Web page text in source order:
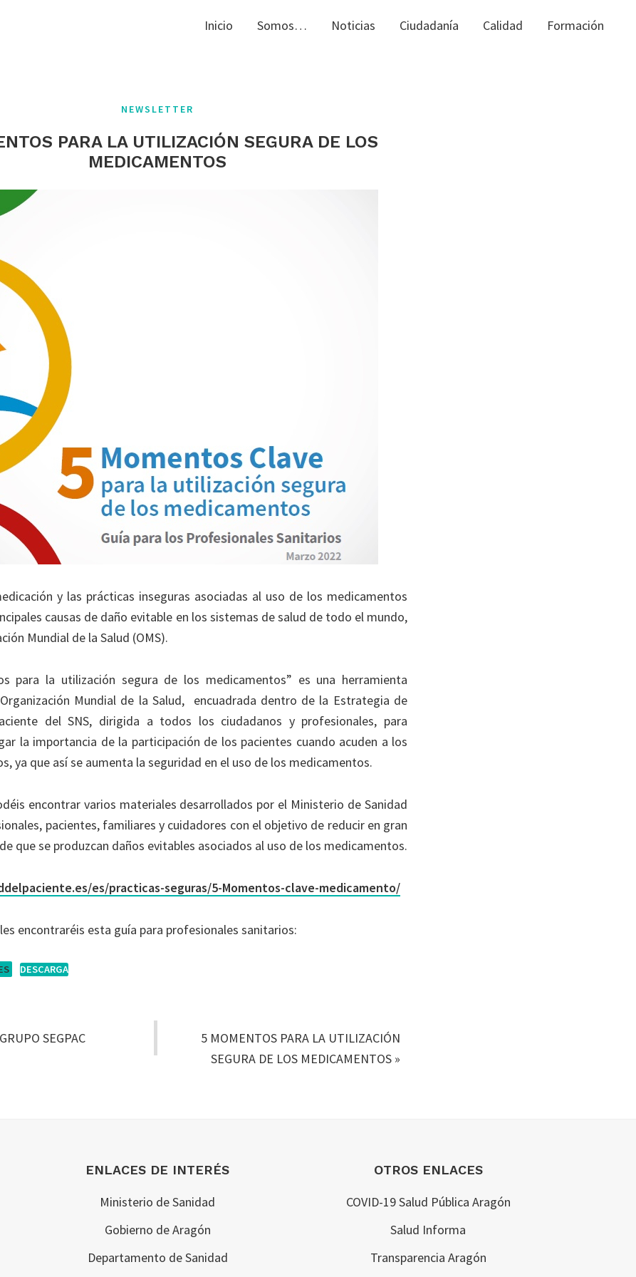
Inicio Somos… Noticias Ciudadanía Calidad Formación
NEWSLETTER
PARA LA UTILIZACIÓN SEGURA DE LOS
MEDICAMENTOS
y las prácticas inseguras asociadas al uso de los medicamentos
causas de daño evitable en los sistemas de salud de todo el mundo,
Mundial de la Salud (OMS).
para la utilización segura de los medicamentos” es una herramienta
Mundial de la Salud, encuadrada dentro de la Estrategia de
del SNS, dirigida a todos los ciudadanos y profesionales, para
la importancia de la participación de los pacientes cuando acuden a los
ya que así se aumenta la seguridad en el uso de los medicamentos.
encontrar varios materiales desarrollados por el Ministerio de Sanidad
pacientes, familiares y cuidadores con el objetivo de reducir en gran
que se produzcan daños evitables asociados al uso de los medicamentos.
es/practicas-seguras/5-Momentos-clave-medicamento/
encontraréis esta guía para profesionales sanitarios:
DESCARGA
SEGPAC
5 MOMENTOS PARA LA UTILIZACIÓN
SEGURA DE LOS MEDICAMENTOS »
ENLACES DE INTERÉS
Ministerio de Sanidad
Gobierno de Aragón
Departamento de Sanidad
OTROS ENLACES
COVID-19 Salud Pública Aragón
Salud Informa
Transparencia Aragón